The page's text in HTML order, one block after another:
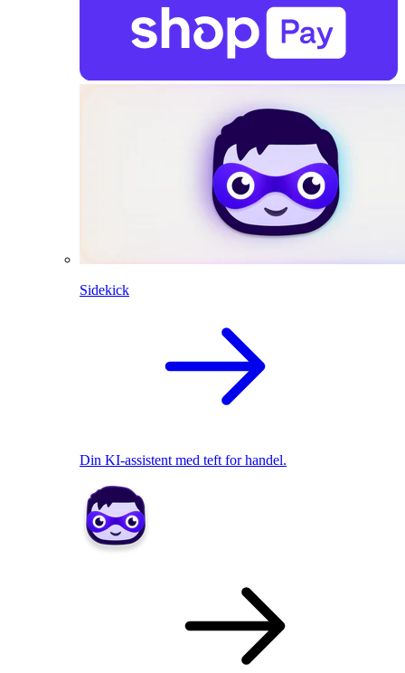
Sidekick
Din KI-assistent med teft for handel.